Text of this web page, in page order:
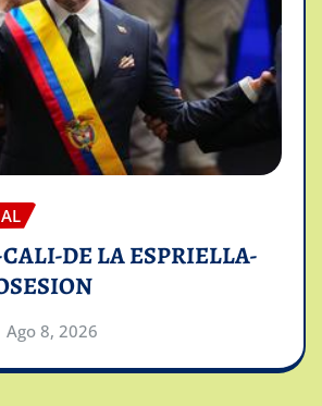
DE LA ESPRIELLA-
Ago 8, 2026